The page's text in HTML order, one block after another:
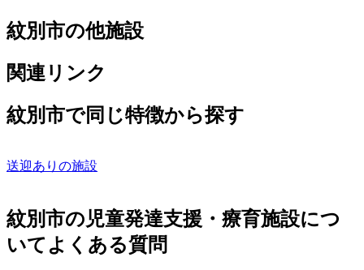
紋別市の他施設
関連リンク
紋別市で同じ特徴から探す
送迎ありの施設
紋別市の児童発達支援・療育施設につ
いてよくある質問